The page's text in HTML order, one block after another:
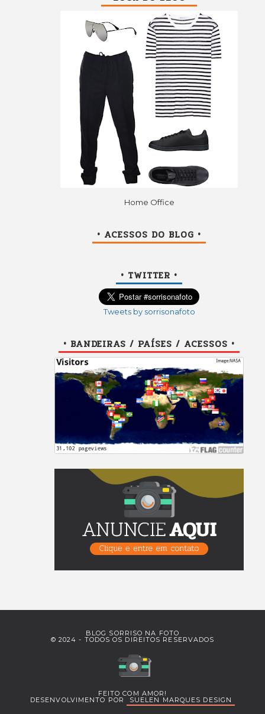
Home Office
• ACESSOS DO BLOG •
• TWITTER •
Tweets by sorrisonafoto
• BANDEIRAS / PAÍSES / ACESSOS •
BLOG SORRISO NA FOTO
© 2024 - TODOS OS DIREITOS RESERVADOS
FEITO COM AMOR!
DESENVOLVIMENTO POR SUELEN MARQUES DESIGN